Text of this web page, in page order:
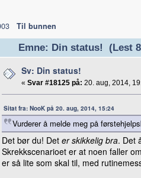
Til bunnen
Emne: Din status! (Lest
Sv: Din status!
« Svar #18125 på: 20. aug, 2014,
Sitat fra: NooK på 20. aug, 2014, 15:24
Vurderer å melde meg på
Det bør du! Det er skikkelig bra. Det
Skrekkscenarioet er at noen faller
er så lite som skal til, med